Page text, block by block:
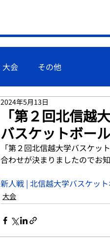
大会 その他
「第２回北信越
バスケットボー
2024年5月13日
「第２回北信越大学バスケ
合わせが決まりましたのでお知
新人戦 | 北信越大学バスケッ
大会